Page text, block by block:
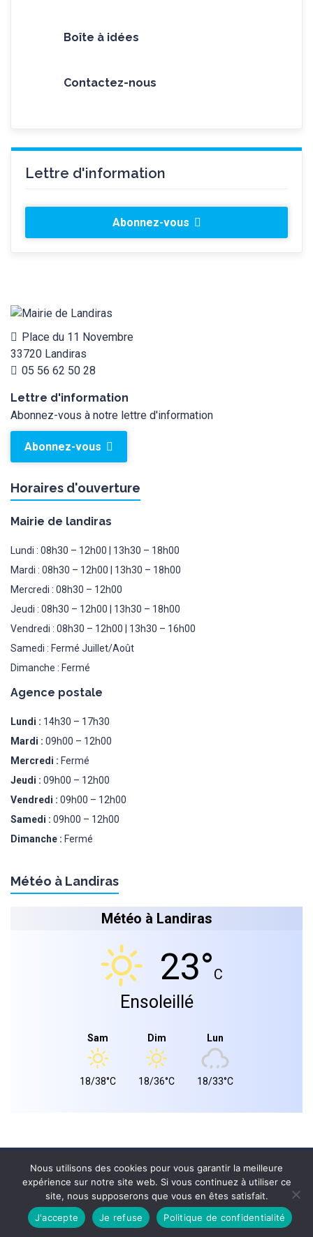
Boîte à idées
Contactez-nous
Lettre d'information
Abonnez-vous
Place du 11 Novembre
33720 Landiras
05 56 62 50 28
Lettre d'information
Abonnez-vous à notre lettre d'information
Abonnez-vous
Horaires d'ouverture
Mairie de landiras
Lundi : 08h30 – 12h00 | 13h30 – 18h00
Mardi : 08h30 – 12h00 | 13h30 – 18h00
Mercredi : 08h30 – 12h00
Jeudi : 08h30 – 12h00 | 13h30 – 18h00
Vendredi : 08h30 – 12h00 | 13h30 – 16h00
Samedi : Fermé Juillet/Août
Dimanche : Fermé
Agence postale
Lundi : 14h30 – 17h30
Mardi : 09h00 – 12h00
Mercredi : Fermé
Jeudi : 09h00 – 12h00
Vendredi : 09h00 – 12h00
Samedi : 09h00 – 12h00
Dimanche : Fermé
Météo à Landiras
Météo à Landiras
23°C
Ensoleillé
Sam
18/38°C
Dim
18/36°C
Lun
18/33°C
Mairie de landiras 2026 © - Tous droits réservés.
PLAN DU SITE
MENTIONS LÉGALES
CONFIDENTIALITÉ
Site réalisé par
WPCRÉATIONS
Nous utilisons des cookies pour vous garantir la meilleure
expérience sur notre site web. Si vous continuez à utiliser ce
site, nous supposerons que vous en êtes satisfait.
J'accepte
Je refuse Politique de confidentialité